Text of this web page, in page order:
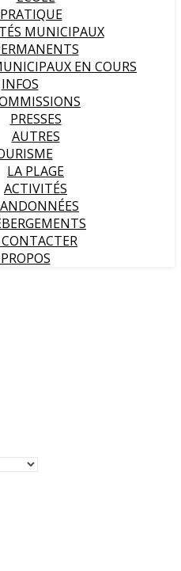
MUNICIPAUX
EN COURS
INFOS
PRESSES
AUTRES
LA PLAGE
ACTIVITÉS